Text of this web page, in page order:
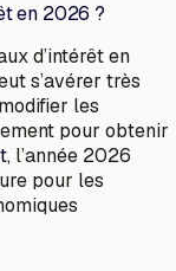
en 2026 ?
d’intérêt en
s’avérer très
les
pour obtenir
, l’année 2026
pour les